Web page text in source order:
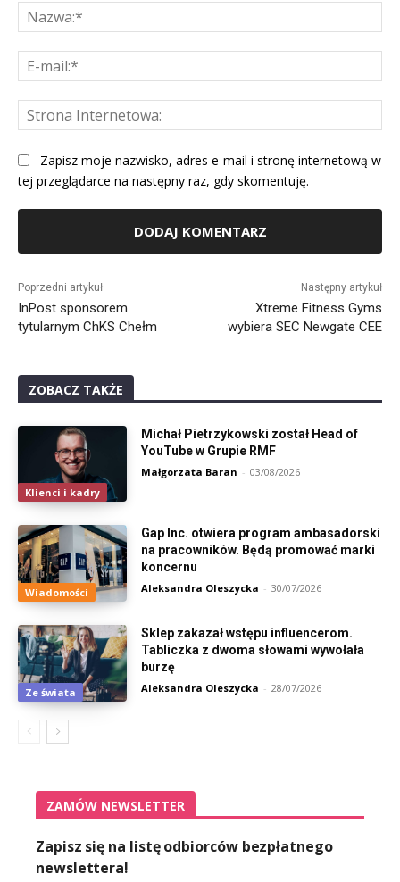
Zapisz moje nazwisko, adres e-mail i stronę internetową w
tej przeglądarce na następny raz, gdy skomentuję.
Poprzedni artykuł
InPost sponsorem
tytularnym ChKS Chełm
Następny artykuł
Xtreme Fitness Gyms
wybiera SEC Newgate CEE
ZOBACZ TAKŻE
Klienci i kadry
Michał Pietrzykowski został Head of
YouTube w Grupie RMF
Małgorzata Baran - 03/08/2026
Wiadomości
Gap Inc. otwiera program ambasadorski
na pracowników. Będą promować marki
koncernu
Aleksandra Oleszycka - 30/07/2026
Ze świata
Sklep zakazał wstępu influencerom.
Tabliczka z dwoma słowami wywołała
burzę
Aleksandra Oleszycka - 28/07/2026
ZAMÓW NEWSLETTER
Zapisz się na listę odbiorców bezpłatnego
newslettera!